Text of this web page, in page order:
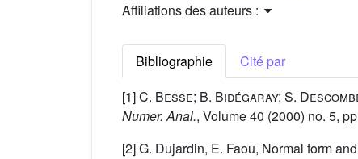
Affiliations des auteurs :
Bibliographie
Cité par
[1]C. Besse; B. Bidégaray; S.
Numer. Anal., Volume 40 (2000) no. 5,
[2] G. Dujardin, E. Faou, Normal form